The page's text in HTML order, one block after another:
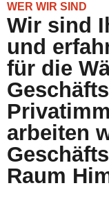
WER WIR SIND
Wir sind
und
für die
arbeiten
Raum